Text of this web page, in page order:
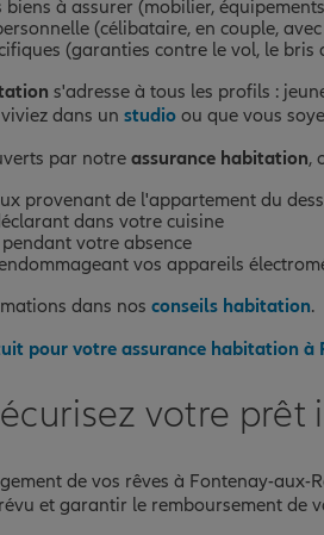
biens à assurer (mobilier,
(célibataire, en couple,
(garanties contre le vol, le
s'adresse à tous les profils :
dans un studio ou que vous
par notre assurance habitation,
provenant de l'appartement du
dans votre cuisine
votre absence
vos appareils
dans nos conseils habitation.
pour votre assurance habitation à
votre prêt
de vos rêves à Fontenay-
et garantir le remboursement de